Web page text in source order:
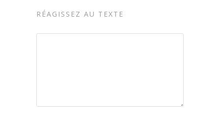
RÉAGISSEZ AU TEXTE